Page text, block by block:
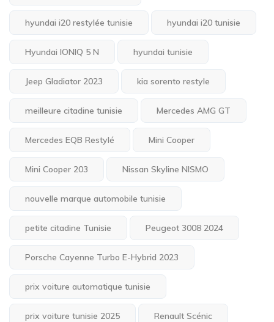
hyundai i20 restylée tunisie hyundai i20 tunisie
Hyundai IONIQ 5 N hyundai tunisie
Jeep Gladiator 2023 kia sorento restyle
meilleure citadine tunisie Mercedes AMG GT
Mercedes EQB Restylé Mini Cooper
Mini Cooper 203 Nissan Skyline NISMO
nouvelle marque automobile tunisie
petite citadine Tunisie Peugeot 3008 2024
Porsche Cayenne Turbo E-Hybrid 2023
prix voiture automatique tunisie
prix voiture tunisie 2025 Renault Scénic